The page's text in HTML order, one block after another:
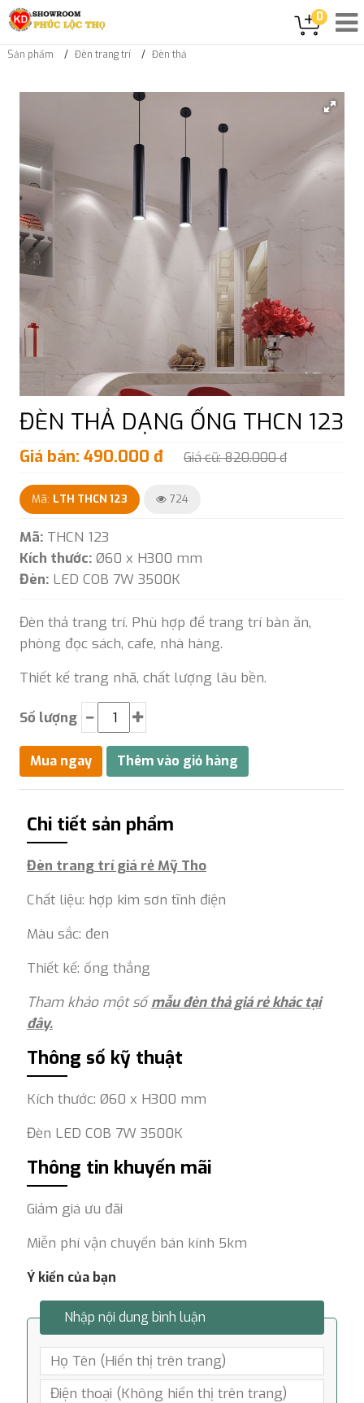
0
Sản phẩm Đèn trang trí Đèn thả
ĐÈN THẢ DẠNG ỐNG THCN 123
Giá bán: 490.000 đ Giá cũ: 820.000 đ
Mã: LTH THCN 123 724
Mã: THCN 123
Kích thước: Ø60 x H300 mm
Đèn: LED COB 7W 3500K
Đèn thả trang trí. Phù hợp để trang trí bàn ăn,
phòng đọc sách, cafe, nhà hàng.
Thiết kế trang nhã, chất lượng lâu bền.
Số lượng
Chi tiết sản phẩm
Đèn trang trí giá rẻ Mỹ Tho
Chất liệu: hợp kim sơn tĩnh điện
Màu sắc: đen
Thiết kế: ống thẳng
Tham khảo một sốmẫu đèn thả giá rẻ khác tại
đây.
Thông số kỹ thuật
Kích thước: Ø60 x H300 mm
Đèn LED COB 7W 3500K
Thông tin khuyến mãi
Giảm giá ưu đãi
Miễn phí vận chuyển bán kính 5km
Ý kiến của bạn
Nhập nội dung bình luận